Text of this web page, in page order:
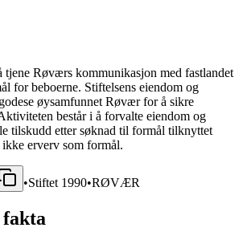
tjene Røværs kommunikasjon med fastlandet
for beboerne. Stiftelsens eiendom og
øysamfunnet Røvær for å sikre
består i å forvalte eiendom og
tilskudd etter søknad til formål tilknyttet
erverv som formål.
•Stiftet 1990•RØVÆR